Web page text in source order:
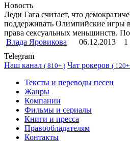
Новость
Леди Гага считает, что
поддерживать Олимпийские игры
права сексуальных меньшинств.
Влада Яровикова
06.12.2013
1
Telegram
Наш канал ( 810+ ) Чат рокеров (
Тексты и переводы песен
Жанры
Компании
Фильмы и сериалы
Книги и пресса
Правообладателям
Контакты